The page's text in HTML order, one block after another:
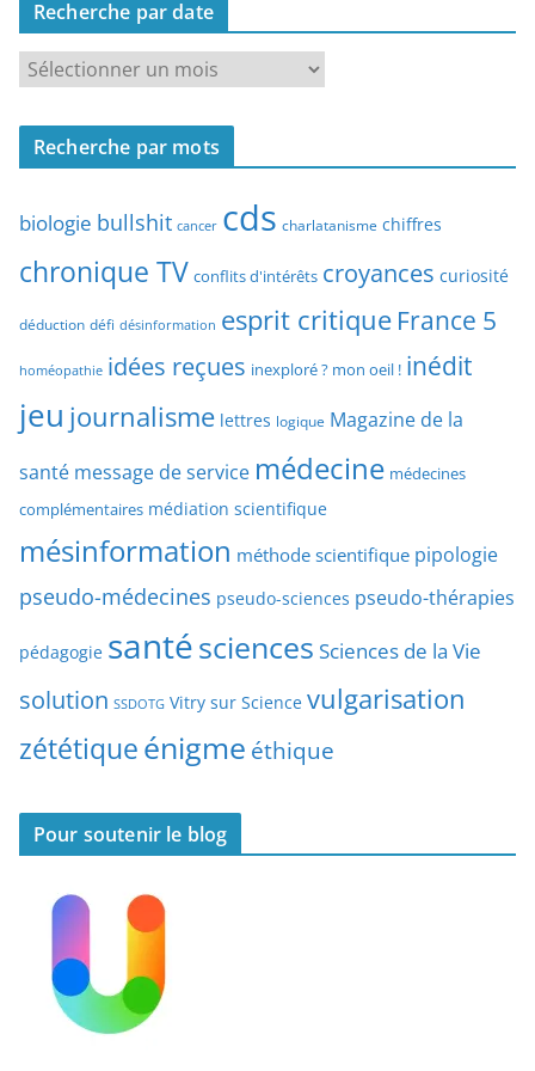
e
e
a
y
e
d
’
a
i
c
e
Recherche par date
c
r
h
p
a
t
e
Recherche par mots
biologie bullshit cancer cds charlatanisme chiffres
chronique TV conflits d'intérêts croyances curiosité
déduction défi désinformation esprit critique France 5
homéopathie idées reçues inexploré ? mon oeil ! inédit
jeu journalisme lettres logique Magazine de la
santé message de service médecine médecines
complémentaires médiation scientifique
mésinformation méthode scientifique pipologie
pseudo-médecines pseudo-sciences pseudo-thérapies
pédagogie santésciences Sciences de la Vie
solution SSDOTG Vitry sur Science vulgarisation
zététiqueénigme éthique
Pour soutenir le blog